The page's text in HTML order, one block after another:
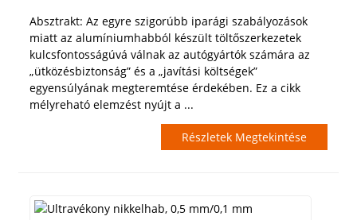
Absztrakt: Az egyre szigorúbb iparági szabályozások
miatt az alumíniumhabból készült töltőszerkezetek
kulcsfontosságúvá válnak az autógyártók számára az
„ütközésbiztonság” és a „javítási költségek”
egyensúlyának megteremtése érdekében. Ez a cikk
mélyreható elemzést nyújt a ...
Részletek Megtekintése